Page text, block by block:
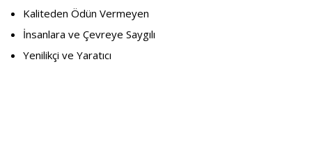
Kaliteden Ödün Vermeyen
İnsanlara ve Çevreye Saygılı
Yenilikçi ve Yaratıcı